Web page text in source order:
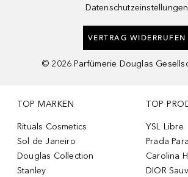
Datenschutzeinstellungen
VERTRAG WIDERRUFEN
© 2026 Parfümerie Douglas
TOP MARKEN
Rituals Cosmetics
Sol de Janeiro
Douglas Collection
Stanley
TOP
YSL Libre
Prada
Carolina
DIOR